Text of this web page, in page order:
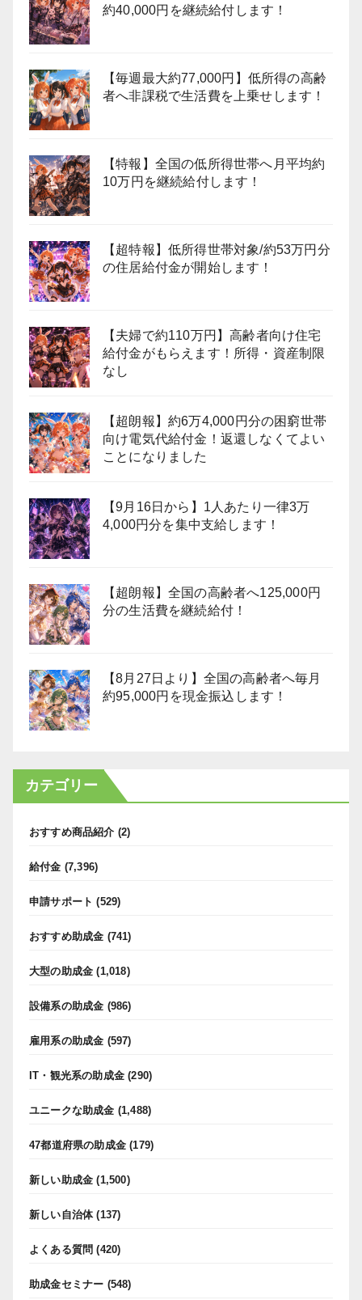
約40,000円を継続給付します！
【毎週最大約77,000円】低所得の高齢
者へ非課税で生活費を上乗せします！
【特報】全国の低所得世帯へ月平均約
10万円を継続給付します！
【超特報】低所得世帯対象/約53万円分
の住居給付金が開始します！
【夫婦で約110万円】高齢者向け住宅
給付金がもらえます！所得・資産制限
なし
【超朗報】約6万4,000円分の困窮世帯
向け電気代給付金！返還しなくてよい
ことになりました
【9月16日から】1人あたり一律3万
4,000円分を集中支給します！
【超朗報】全国の高齢者へ125,000円
分の生活費を継続給付！
【8月27日より】全国の高齢者へ毎月
約95,000円を現金振込します！
カテゴリー
おすすめ商品紹介 (2)
給付金 (7,396)
申請サポート (529)
おすすめ助成金 (741)
大型の助成金 (1,018)
設備系の助成金 (986)
雇用系の助成金 (597)
IT・観光系の助成金 (290)
ユニークな助成金 (1,488)
47都道府県の助成金 (179)
新しい助成金 (1,500)
新しい自治体(137)
よくある質問 (420)
助成金セミナー (548)